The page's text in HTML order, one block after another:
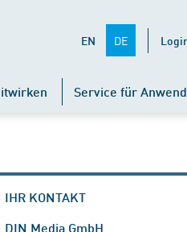
EN DE
Service für
IHR KONTAKT
DIN Media GmbH